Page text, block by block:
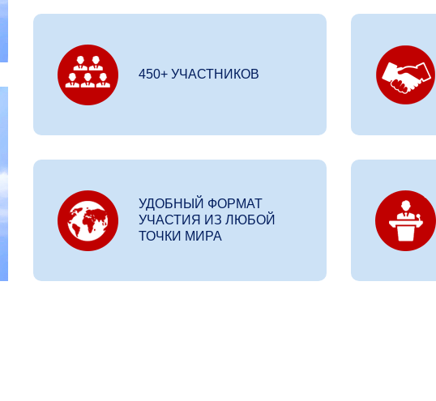
450+ УЧАСТНИКОВ
УДОБНЫЙ ФОРМАТ
УЧАСТИЯ ИЗ ЛЮБОЙ
ТОЧКИ МИРА